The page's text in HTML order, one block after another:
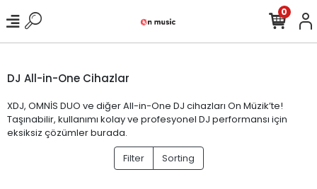
0
DJ All-in-One Cihazlar
XDJ, OMNİS DUO ve diğer All-in-One DJ cihazları On Müzik’te!
Taşınabilir, kullanımı kolay ve profesyonel DJ performansı için
eksiksiz çözümler burada.
Filter
Sorting